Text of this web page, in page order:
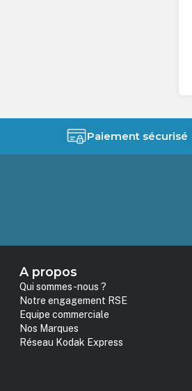
Paiement sécurisé
A propos
Qui sommes-nous ?
Notre engagement RSE
Equipe commerciale
Nos Marques
Réseau Kodak Express